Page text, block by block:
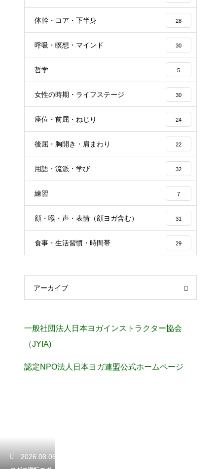
体幹・コア・下半身 28
呼吸・瞑想・マインド 30
哲学 5
女性の時期・ライフステージ 30
座位・前屈・ねじり 24
後屈・胸開き・肩まわり 22
用語・流派・学び 32
練習 7
顔・喉・声・表情（顔ヨガ含む） 31
食事・生活習慣・時間帯 29
アーカイブ
一般社団法人日本ヨガインストラクター協会
（JYIA)
認定NPO法人日本ヨガ連盟公式ホームページ
2026.08.06